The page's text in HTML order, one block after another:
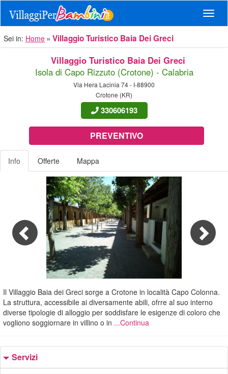
Sei in: Home Villaggio Turistico Baia Dei Greci
Villaggio Turistico Baia Dei Greci
Isola di Capo Rizzuto (Crotone) - Calabria
Via Hera Lacinia 74 - I-88900
Crotone (KR)
330606193
PREVENTIVO
Info Offerte Mappa
1/32
Previous
Il Villaggio Baia dei Greci sorge a Crotone in località Capo Colonna.
La struttura, accessibile ai diversamente abili, ofrre al suo interno
diverse tipologie di alloggio per soddisfare le esigenze di coloro che
vogliono soggiornare in villino o in ...Continua
Servizi